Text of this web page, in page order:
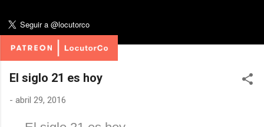
El siglo 21 es hoy
- abril 29, 2016